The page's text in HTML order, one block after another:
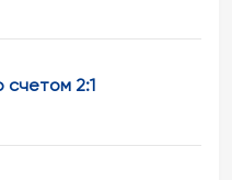
2:1